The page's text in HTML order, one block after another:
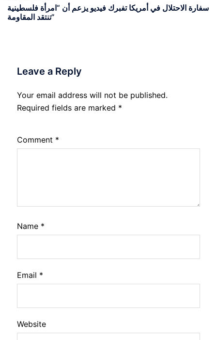
سفارة الاحتلال في أمريكا تفبرك فيديو يزعم أن “امرأة فلسطينية
تنتقد المقاومة”
Leave a Reply
Your email address will not be published.
Required fields are marked *
Comment *
Name *
Email *
Website